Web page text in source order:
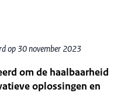
op 30 november 2023
om de haalbaarheid
oplossingen en